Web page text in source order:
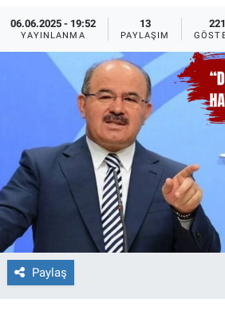
06.06.2025 - 19:52
YAYINLANMA
13
PAYLAŞIM
Paylaş
Eğlence
Ekonomi
Forum
Gerçeğin İzinde
Gün Başlıyor
Gün Bitiyor
Gün Ortası